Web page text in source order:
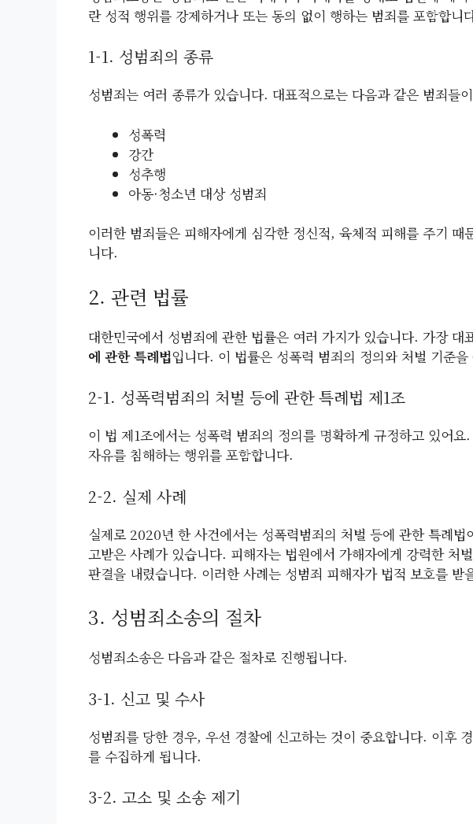
란 성적 행위를 강제하거나 또는 동의 없이 행하는 범죄를 포함합니
1-1. 성범죄의 종류
성범죄는 여러 종류가 있습니다. 대표적으로는 다음과 같은 범죄들
성폭력
강간
성추행
아동·청소년 대상 성범죄
이러한 범죄들은 피해자에게 심각한 정신적, 육체적 피해를 주기 때
니다.
2. 관련 법률
대한민국에서 성범죄에 관한 법률은 여러 가지가 있습니다. 가장 대
에 관한 특례법입니다. 이 법률은 성폭력 범죄의 정의와 처벌 기준
2-1. 성폭력범죄의 처벌 등에 관한 특례법 제1조
이 법 제1조에서는 성폭력 범죄의 정의를 명확하게 규정하고 있어
자유를 침해하는 행위를 포함합니다.
2-2. 실제 사례
실제로 2020년 한 사건에서는 성폭력범죄의 처벌 등에 관한 특례법
고받은 사례가 있습니다. 피해자는 법원에서 가해자에게 강력한 처
판결을 내렸습니다. 이러한 사례는 성범죄 피해자가 법적 보호를 받
3. 성범죄소송의 절차
성범죄소송은 다음과 같은 절차로 진행됩니다.
3-1. 신고 및 수사
성범죄를 당한 경우, 우선 경찰에 신고하는 것이 중요합니다. 이후
를 수집하게 됩니다.
3-2. 고소 및 소송 제기